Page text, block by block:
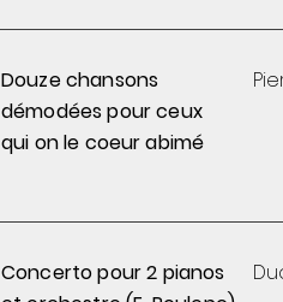
Douze chansons
démodées pourceux
qui on le coeur abimé
Concerto pour 2 pianos